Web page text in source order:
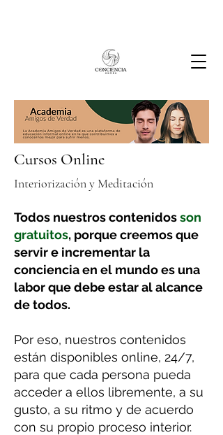
Cursos Online
Interiorización y Meditación
Todos nuestros contenidosson
gratuitos, porque creemos que
servir e incrementar la
conciencia en el mundo es una
labor que debe estar al alcance
de todos.
Por eso, nuestros contenidos
están disponibles online, 24/7,
para que cada persona pueda
acceder a ellos libremente, a su
gusto, a su ritmo y de acuerdo
con su propio proceso interior.